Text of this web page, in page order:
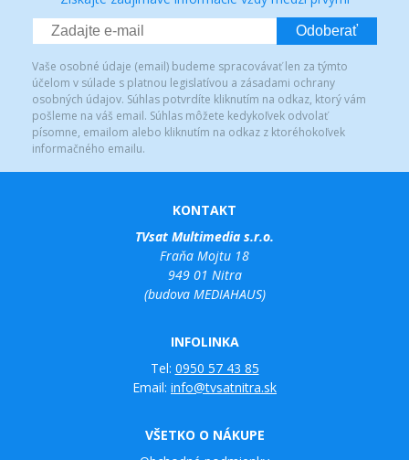
Odoberať
Vaše osobné údaje (email) budeme spracovávať len za týmto
účelom v súlade s platnou legislatívou a zásadami ochrany
osobných údajov. Súhlas potvrdíte kliknutím na odkaz, ktorý vám
pošleme na váš email. Súhlas môžete kedykoľvek odvolať
písomne, emailom alebo kliknutím na odkaz z ktoréhokoľvek
informačného emailu.
KONTAKT
TVsat Multimedia s.r.o.
Fraňa Mojtu 18
949 01 Nitra
(budova MEDIAHAUS)
INFOLINKA
Tel: 0950 57 43 85
Email: info@tvsatnitra.sk
VŠETKO O NÁKUPE